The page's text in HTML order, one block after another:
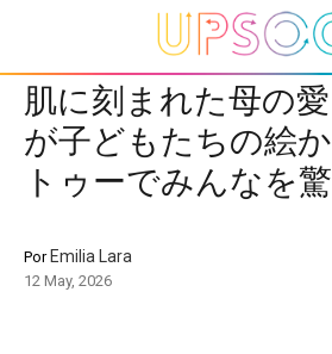
肌に刻まれた母の
が子どもたちの絵
トゥーでみんなを
Por Emilia Lara
12 May, 2026